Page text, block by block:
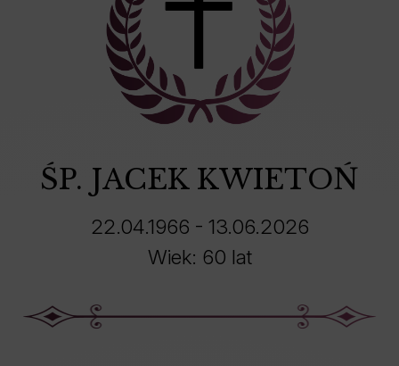
ŚP. JACEK KWIETOŃ
22.04.1966 - 13.06.2026
Wiek: 60 lat